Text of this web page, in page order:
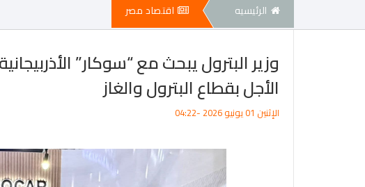
الرئيسيه اقتصاد مصر
وزير البترول يبحث مع “سوكار”
الأجل بقطاع البترول والغاز
الإثنين 01 يونيو 2026 -04:22